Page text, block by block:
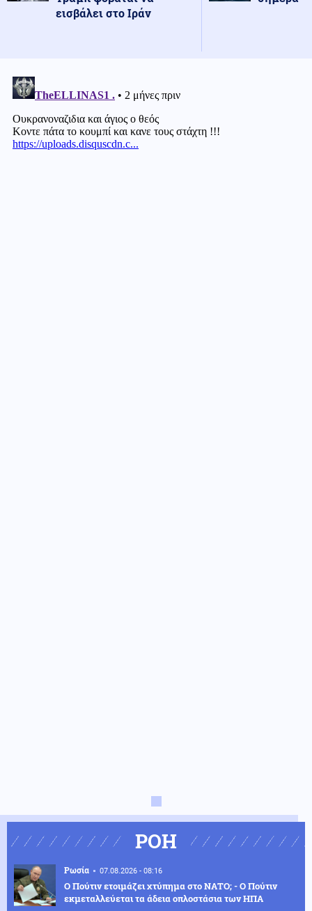
εισβάλει στο Ιράν
ΡΟΗ
Ρωσία 07.08.2026 - 08:16
Ο Πούτιν ετοιμάζει χτύπημα στο ΝΑΤΟ; - Ο Πούτιν
εκμεταλλεύεται τα άδεια οπλοστάσια των ΗΠΑ